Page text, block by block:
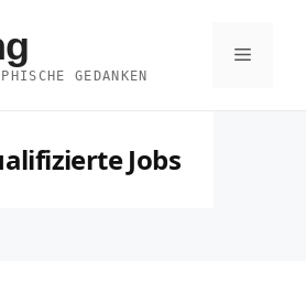
GEDANKEN
Menü
Jobs